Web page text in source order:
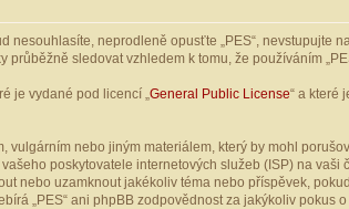
nesouhlasíte, neprodleně opusťte „PES“,
sledovat vzhledem k tomu, že používáním
je vydané pod licencí „ General Public License“ a které
nebo jiným materiálem, který by mohl
poskytovatele internetových služeb (ISP) na
nebo uzamknout jakékoliv téma nebo příspěvek,
„PES“ ani phpBB zodpovědnost za jakýkoliv pokus